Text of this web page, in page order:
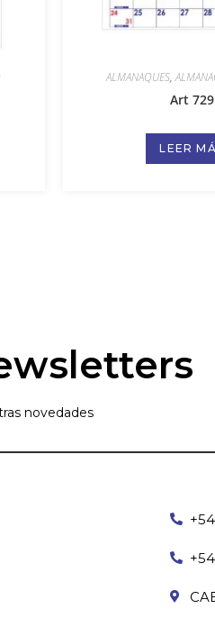
ALMANAQUES,
Art 729
LEER
novedades